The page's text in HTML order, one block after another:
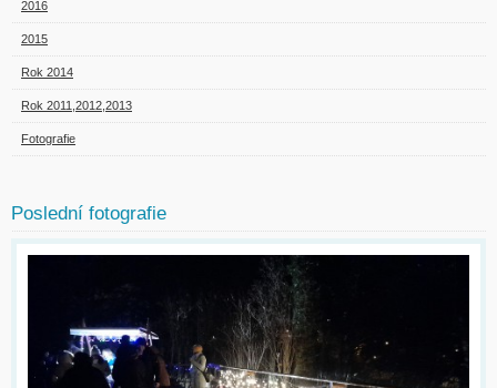
2016
2015
Rok 2014
Rok 2011,2012,2013
Fotografie
Poslední fotografie